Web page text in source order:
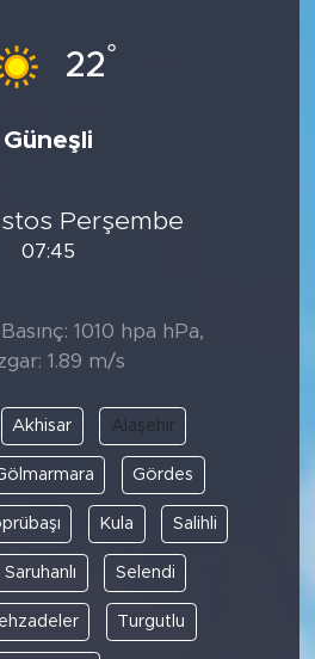
22°
Güneşli
Perşembe
07:45
1010 hpa hPa,
1.89 m/s
Akhisar Alaşehir
Gördes
Kula Salihli
Saruhanlı Selendi
Turgutlu